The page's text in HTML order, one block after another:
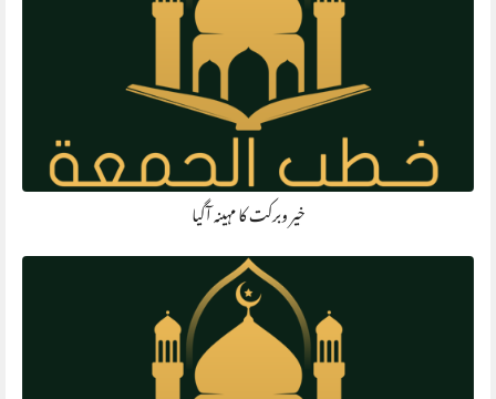
خیر وبرکت کا مہینہ آگیا